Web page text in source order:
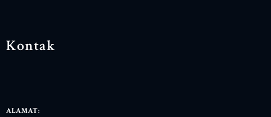
Kontak
ALAMAT: